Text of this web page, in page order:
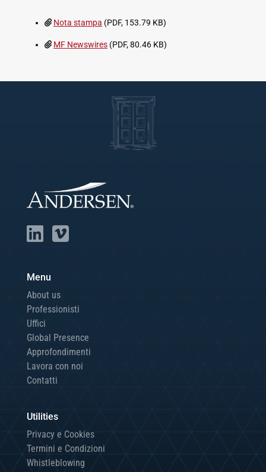
Nota stampa (PDF, 153.79 KB)
MF Newswires (PDF, 80.46 KB)
Menu
About us
Professionisti
Uffici
Global Presence
Approfondimenti
Lavora con noi
Contatti
Utilities
Privacy e Cookies
Termini e Condizioni
Whistleblowing